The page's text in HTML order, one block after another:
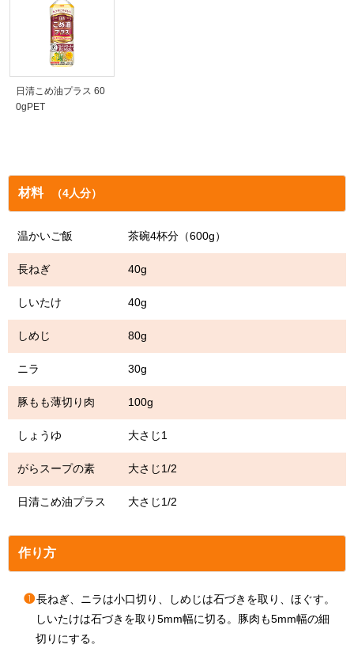
日清こめ油プラス 60
0gPET
材料 （4人分）
温かいご飯 茶碗4杯分（600g）
長ねぎ 40g
しいたけ 40g
しめじ 80g
ニラ 30g
豚もも薄切り肉 100g
しょうゆ 大さじ1
がらスープの素 大さじ1/2
日清こめ油プラス 大さじ1/2
作り方
❶長ねぎ、ニラは小口切り、しめじは石づきを取り、ほぐす。
しいたけは石づきを取り5mm幅に切る。豚肉も5mm幅の細
切りにする。